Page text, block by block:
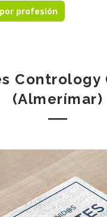
profesión
Contrology
(Almerímar)